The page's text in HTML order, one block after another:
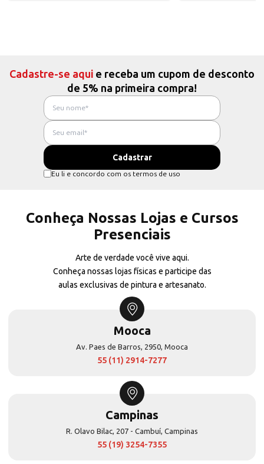
Cadastre-se aqui e receba um cupom de desconto
de 5% na primeira compra!
Eu li e concordo com os termos de uso
Conheça Nossas Lojas e Cursos
Presenciais
Arte de verdade você vive aqui.
Conheça nossas lojas físicas e participe das
aulas exclusivas de pintura e artesanato.
Mooca
Av. Paes de Barros, 2950, Mooca
55 (11) 2914-7277
Campinas
R. Olavo Bilac, 207 - Cambuí, Campinas
55 (19) 3254-7355